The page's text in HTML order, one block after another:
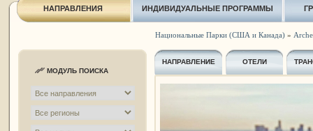
НАПРАВЛЕНИЯ ИНДИВИДУАЛЬНЫЕ ПРОГРАММЫ
МОДУЛЬ ПОИСКА
Национальные Парки (США и Канада)»
НАПРАВЛЕНИЕ ОТЕЛИ